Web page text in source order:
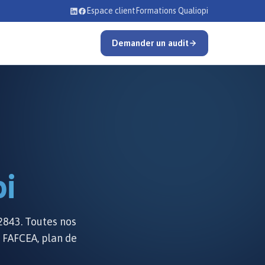
Espace client Formations Qualiopi
Demander un audit
Toutes nos
plan de